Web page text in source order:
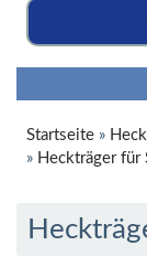
Startseite »
» Heckträger für